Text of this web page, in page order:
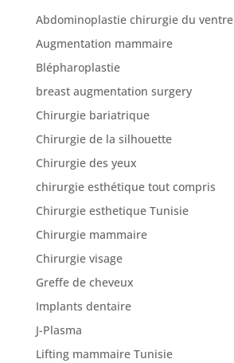
chirurgies
Obésité
chirurgiens
Services
Nos
Abdominoplastie chirurgie du ventre
Augmentation mammaire
Blépharoplastie
breast augmentation surgery
Chirurgie bariatrique
Chirurgie de la silhouette
Chirurgie des yeux
chirurgie esthétique tout compris
Chirurgie esthetique Tunisie
Chirurgie mammaire
Chirurgie visage
Greffe de cheveux
Implants dentaire
J-Plasma
Lifting mammaire Tunisie